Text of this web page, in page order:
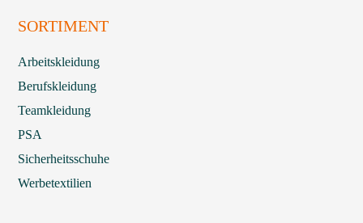
SORTIMENT
Arbeitskleidung
Berufskleidung
Teamkleidung
PSA
Sicherheitsschuhe
Werbetextilien